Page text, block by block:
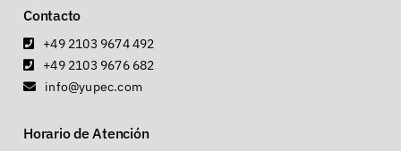
Contacto
+49 2103 9674 492
+49 2103 9676 682
info@yupec.com
Horario de Atención